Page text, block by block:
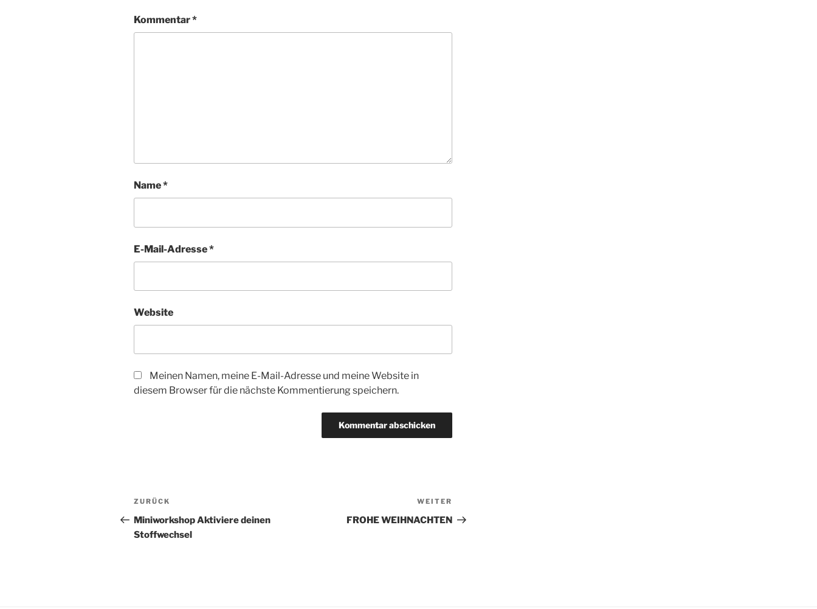
Kommentar*
Name*
E-Mail-Adresse*
Website
Meinen Namen, meine E-Mail-Adresse und meine Website in
diesem Browser für die nächste Kommentierung speichern.
Beitragsnavigation
Vorheriger
Beitrag
ZURÜCK
Miniworkshop Aktiviere deinen
Stoffwechsel
Beitrag
WEITER
FROHE WEIHNACHTEN